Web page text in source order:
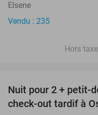
Elsene
Vendu : 235
Hors
Nuit pour 2 + petit-
check-out tardif à